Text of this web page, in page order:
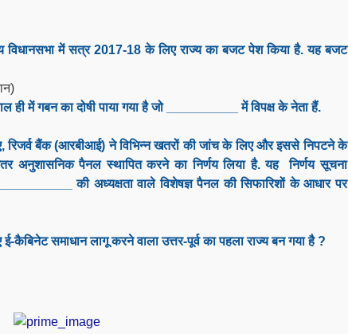
विधानसभा में सत्र 2017-18 के लिए राज्य का बजट पेश किया है. यह बजट
में गबन का दोषी पाया गया है जो __________ में विपक्ष के नेता हैं.
रिजर्व बैंक (आरबीआई) ने विभिन्न खतरों की जांच के लिए और इससे निपटने के
अनुशासनिक पैनल स्थापित करने का निर्णय लिया है. यह निर्णय सूचना
की अध्यक्षता वाले विशेषज्ञ पैनल की सिफारिशों के आधार पर
समाधान लागू करने वाला उत्तर-पूर्व का पहला राज्य बन गया है ?